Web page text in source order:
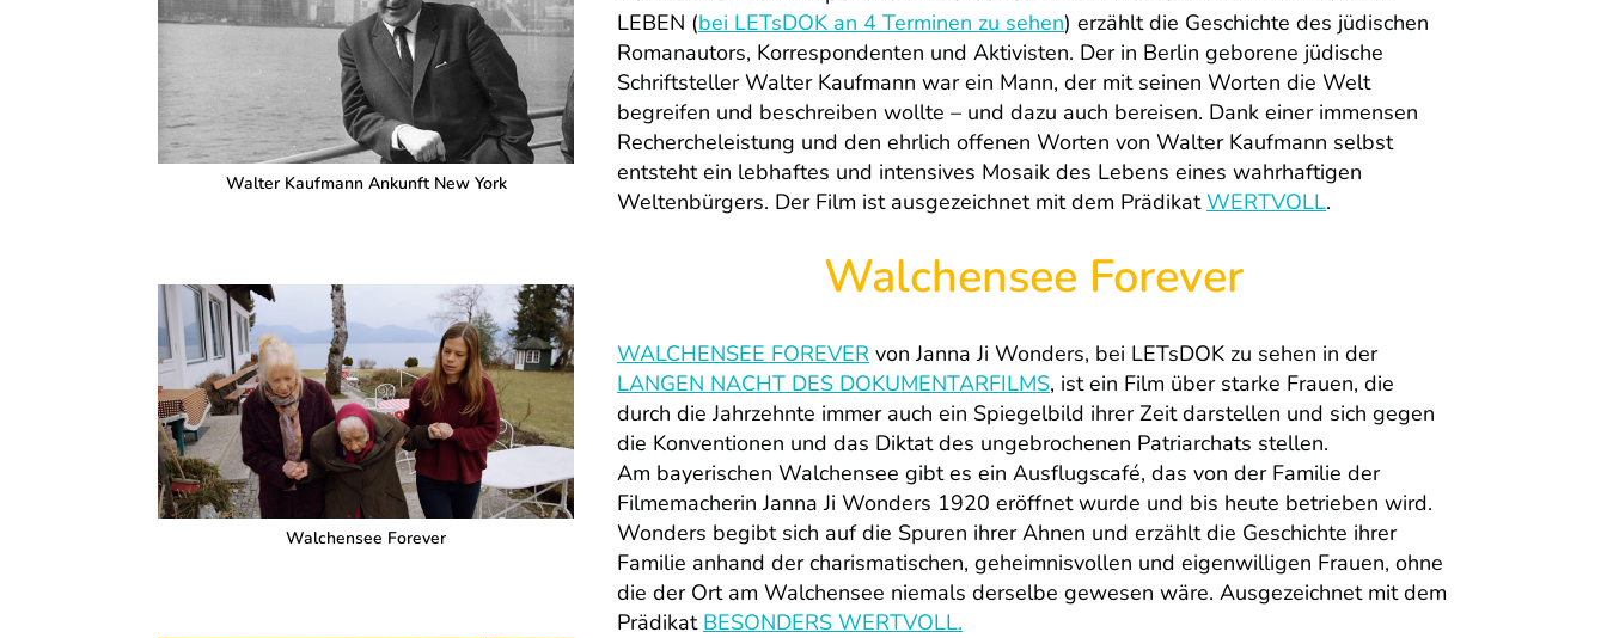
Walter Kaufmann Ankunft New York
Walchensee Forever
LEBEN (bei LETsDOK an 4 Terminen zu sehen) erzählt die Geschichte des jüdischen
Romanautors, Korrespondenten und Aktivisten. Der in Berlin geborene jüdische
Schriftsteller Walter Kaufmann war ein Mann, der mit seinen Worten die Welt
begreifen und beschreiben wollte – und dazu auch bereisen. Dank einer immensen
Rechercheleistung und den ehrlich offenen Worten von Walter Kaufmann selbst
entsteht ein lebhaftes und intensives Mosaik des Lebens eines wahrhaftigen
Weltenbürgers. Der Film ist ausgezeichnet mit dem PrädikatWERTVOLL.
Walchensee Forever
WALCHENSEE FOREVER von Janna Ji Wonders, bei LETsDOK zu sehen in der
LANGEN NACHT DES DOKUMENTARFILMS, ist ein Film über starke Frauen, die
durch die Jahrzehnte immer auch ein Spiegelbild ihrer Zeit darstellen und sich gegen
die Konventionen und das Diktat des ungebrochenen Patriarchats stellen.
Am bayerischen Walchensee gibt es ein Ausflugscafé, das von der Familie der
Filmemacherin Janna Ji Wonders 1920 eröffnet wurde und bis heute betrieben wird.
Wonders begibt sich auf die Spuren ihrer Ahnen und erzählt die Geschichte ihrer
Familie anhand der charismatischen, geheimnisvollen und eigenwilligen Frauen, ohne
die der Ort am Walchensee niemals derselbe gewesen wäre. Ausgezeichnet mit dem
Prädikat BESONDERS WERTVOLL.